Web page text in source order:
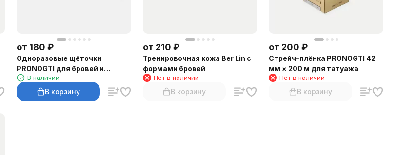
от 180 ₽
Одноразовые щёточки
PRONOGTI для бровей и
ресниц
В наличии
В корзину
от 210 ₽
Тренировочная кожа Ber Lin с
формами бровей
Нет в наличии
В корзину
от 200 ₽
Стрейч-плёнка PRONOGTI 42
мм × 200 м для татуажа
Нет в наличии
В корзину